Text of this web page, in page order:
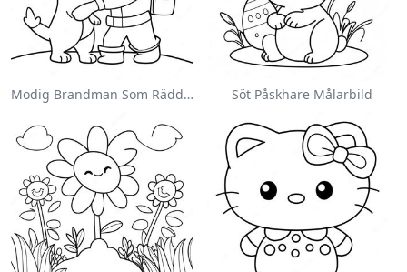
Modig Brandman Som Räddar En Katt Målarbild Söt Påskhare Målarbild